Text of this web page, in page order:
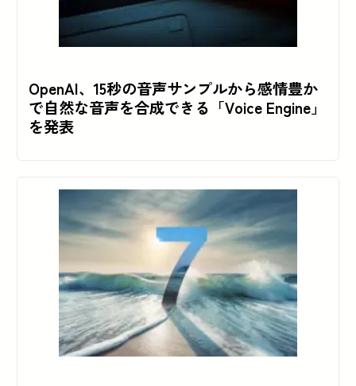
OpenAI、15秒の音声サンプルから感情豊か
で自然な音声を合成できる「Voice Engine」
を発表